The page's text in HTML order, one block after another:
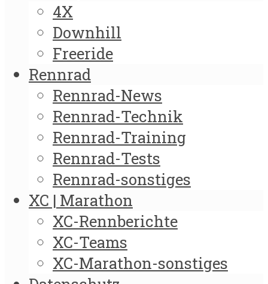
4X
Downhill
Freeride
Rennrad
Rennrad-News
Rennrad-Technik
Rennrad-Training
Rennrad-Tests
Rennrad-sonstiges
XC | Marathon
XC-Rennberichte
XC-Teams
XC-Marathon-sonstiges